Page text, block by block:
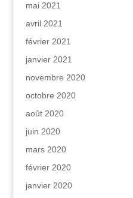
mai 2021
avril 2021
février 2021
janvier 2021
novembre 2020
octobre 2020
août 2020
juin 2020
mars 2020
février 2020
janvier 2020